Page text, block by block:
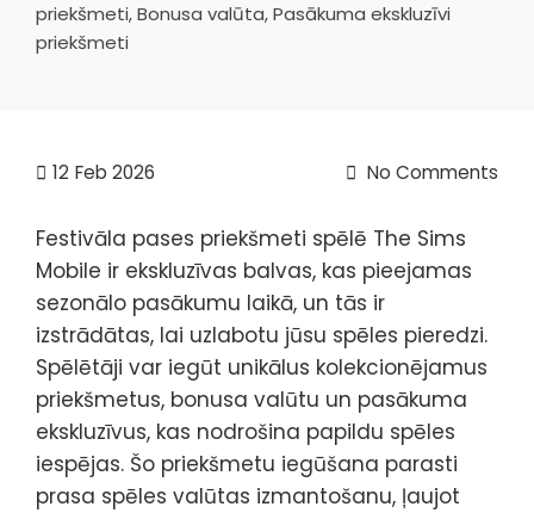
priekšmeti, Bonusa valūta, Pasākuma ekskluzīvi
priekšmeti
12 Feb 2026 No Comments
Festivāla pases priekšmeti spēlē The Sims
Mobile ir ekskluzīvas balvas, kas pieejamas
sezonālo pasākumu laikā, un tās ir
izstrādātas, lai uzlabotu jūsu spēles pieredzi.
Spēlētāji var iegūt unikālus kolekcionējamus
priekšmetus, bonusa valūtu un pasākuma
ekskluzīvus, kas nodrošina papildu spēles
iespējas. Šo priekšmetu iegūšana parasti
prasa spēles valūtas izmantošanu, ļaujot